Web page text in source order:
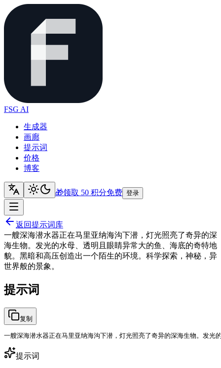
FSG AI
生成器
画廊
提示词
价格
博客
🎁领取 50 积分免费 登录
返回提示词库
一艘深海潜水器正在马里亚纳海沟下潜，灯光照亮了奇异的深
海生物。发光的水母、透明且眼睛异常大的鱼、海底的奇特地
貌。黑暗和高压创造出一个陌生的环境。科学探索，神秘，异
世界般的景象。
提示词
复制
一艘深海潜水器正在马里亚纳海沟下潜，灯光照亮了奇异的深海生物。发
提示词